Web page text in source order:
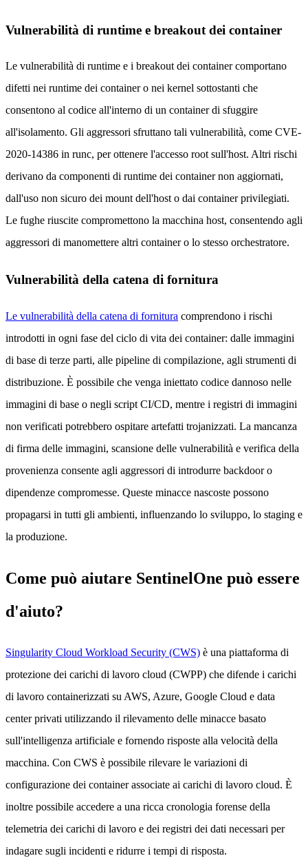
Vulnerabilità di runtime e breakout dei container
Le vulnerabilità di runtime e i breakout dei container comportano
difetti nei runtime dei container o nei kernel sottostanti che
consentono al codice all'interno di un container di sfuggire
all'isolamento. Gli aggressori sfruttano tali vulnerabilità, come CVE-
2020-14386 in runc, per ottenere l'accesso root sull'host. Altri rischi
derivano da componenti di runtime dei container non aggiornati,
dall'uso non sicuro dei mount dell'host o dai container privilegiati.
Le fughe riuscite compromettono la macchina host, consentendo agli
aggressori di manomettere altri container o lo stesso orchestratore.
Vulnerabilità della catena di fornitura
Le vulnerabilità della catena di fornitura comprendono i rischi
introdotti in ogni fase del ciclo di vita dei container: dalle immagini
di base di terze parti, alle pipeline di compilazione, agli strumenti di
distribuzione. È possibile che venga iniettato codice dannoso nelle
immagini di base o negli script CI/CD, mentre i registri di immagini
non verificati potrebbero ospitare artefatti trojanizzati. La mancanza
di firma delle immagini, scansione delle vulnerabilità e verifica della
provenienza consente agli aggressori di introdurre backdoor o
dipendenze compromesse. Queste minacce nascoste possono
propagarsi in tutti gli ambienti, influenzando lo sviluppo, lo staging e
la produzione.
Come può aiutare SentinelOne può essere
d'aiuto?
Singularity Cloud Workload Security (CWS) è una piattaforma di
protezione dei carichi di lavoro cloud (CWPP) che difende i carichi
di lavoro containerizzati su AWS, Azure, Google Cloud e data
center privati utilizzando il rilevamento delle minacce basato
sull'intelligenza artificiale e fornendo risposte alla velocità della
macchina. Con CWS è possibile rilevare le variazioni di
configurazione dei container associate ai carichi di lavoro cloud. È
inoltre possibile accedere a una ricca cronologia forense della
telemetria dei carichi di lavoro e dei registri dei dati necessari per
indagare sugli incidenti e ridurre i tempi di risposta.